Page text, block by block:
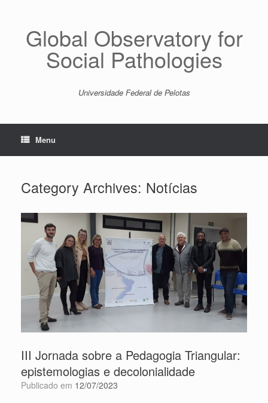
Global Observatory for
Social Pathologies
Universidade Federal de Pelotas
Menu
Category Archives: Notícias
III Jornada sobre a Pedagogia Triangular:
epistemologias e decolonialidade
Publicado em 12/07/2023